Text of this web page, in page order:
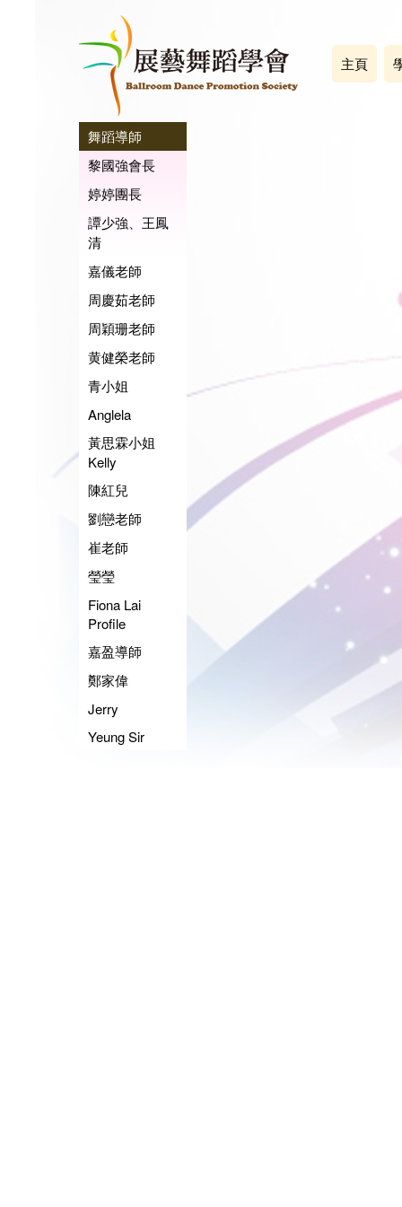
主頁
舞蹈導師
黎國強會長
婷婷團長
譚少強、王鳳
清
嘉儀老師
周慶茹老師
周穎珊老師
黄健榮老師
青小姐
Anglela
黃思霖小姐
Kelly
陳紅兒
劉戀老師
崔老師
瑩瑩
Fiona Lai
Profile
嘉盈導師
鄭家偉
Jerry
Yeung Sir